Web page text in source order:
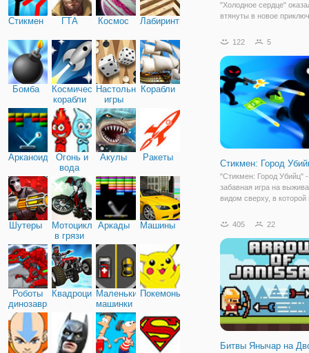
Стикмен ГТА Космос Лабиринты
Бомба
Космические
корабли
Настольные
игры
Корабли
Арканоид
Огонь и
вода
Акулы Ракеты
Шутеры
Мотоциклы
в грязи
Аркады Машины
Роботы
динозавры
КвадроциклыМаленькие
машинки
Покемоны
"Холодное сердце"
втянуты в новое
клану пещерных жителей
которые у них отняли
Анна, Эльза,
122 5
Стикмен: Город
"Стикмен: Город Убийц" -
забавная игра на
видом сверху, в которой
царит полнейший хаос и
огромного безумного
вооружены
405 22
Битвы Янычар на